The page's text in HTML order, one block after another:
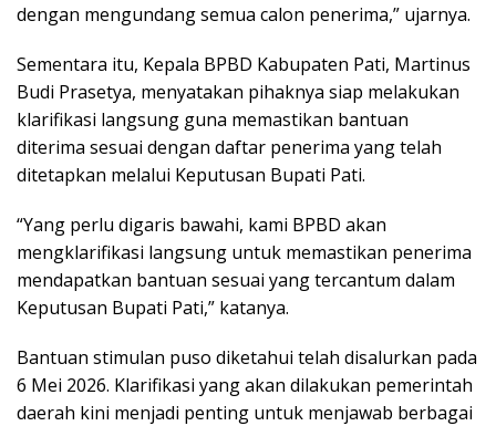
dengan mengundang semua calon penerima,” ujarnya.
Sementara itu, Kepala BPBD Kabupaten Pati, Martinus
Budi Prasetya, menyatakan pihaknya siap melakukan
klarifikasi langsung guna memastikan bantuan
diterima sesuai dengan daftar penerima yang telah
ditetapkan melalui Keputusan Bupati Pati.
“Yang perlu digaris bawahi, kami BPBD akan
mengklarifikasi langsung untuk memastikan penerima
mendapatkan bantuan sesuai yang tercantum dalam
Keputusan Bupati Pati,” katanya.
Bantuan stimulan puso diketahui telah disalurkan pada
6 Mei 2026. Klarifikasi yang akan dilakukan pemerintah
daerah kini menjadi penting untuk menjawab berbagai